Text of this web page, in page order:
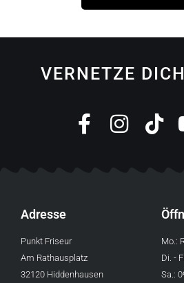
VERNETZE
Adresse
Punkt Friseur
Am Rathausplatz
32120 Hiddenhausen
Mo.:
Di. -
Sa.: